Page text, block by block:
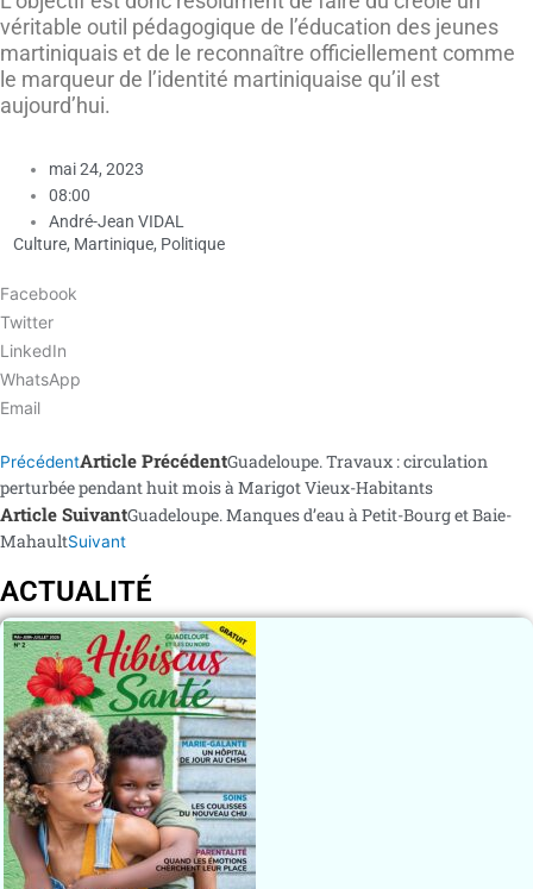
véritable outil pédagogique de l’éducation des jeunes
martiniquais et de le reconnaître officiellement comme
le marqueur de l’identité martiniquaise qu’il est
aujourd’hui.
mai 24, 2023
08:00
André-Jean VIDAL
Culture, Martinique, Politique
Facebook
Twitter
LinkedIn
WhatsApp
Email
PrécédentArticle PrécédentGuadeloupe. Travaux : circulation
perturbée pendant huit mois à Marigot Vieux-Habitants
Article SuivantGuadeloupe. Manques d’eau à Petit-Bourg et Baie-
MahaultSuivant
ACTUALITÉ